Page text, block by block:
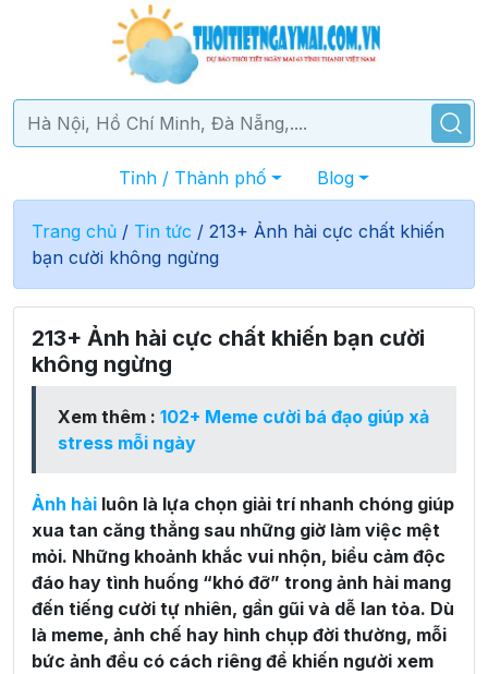
Tỉnh / Thành phố Blog
Trang chủ / Tin tức / 213+ Ảnh hài cực chất khiến
bạn cười không ngừng
213+ Ảnh hài cực chất khiến bạn cười
không ngừng
Xem thêm : 102+ Meme cười bá đạo giúp xả
stress mỗi ngày
Ảnh hài luôn là lựa chọn giải trí nhanh chóng giúp
xua tan căng thẳng sau những giờ làm việc mệt
mỏi. Những khoảnh khắc vui nhộn, biểu cảm độc
đáo hay tình huống “khó đỡ” trong ảnh hài mang
đến tiếng cười tự nhiên, gần gũi và dễ lan tỏa. Dù
là meme, ảnh chế hay hình chụp đời thường, mỗi
bức ảnh đều có cách riêng để khiến người xem